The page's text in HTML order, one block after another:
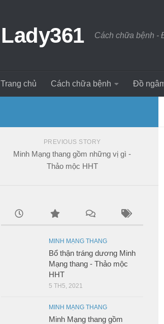
Lady361 Cách chữa bệnh -
Trang chủ Cách chữa bệnh Đồ
PREVIOUS STORY
Minh Mạng thang gồm những vị gì -
Thảo mộc HHT
MINH MẠNG THANG
Bổ thận tráng dương Minh
Mạng thang - Thảo mộc
HHT
5 TH5, 2021
MINH MẠNG THANG
Minh Mạng thang gồm